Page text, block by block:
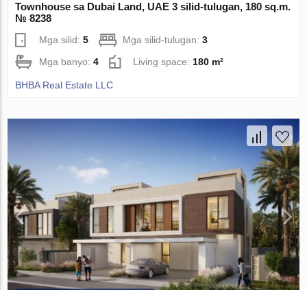
Townhouse sa Dubai Land, UAE 3 silid-tulugan, 180 sq.m.
№ 8238
Mga silid:5 Mga silid-tulugan:3
Mga banyo:4 Living space:180 m²
BHBA Real Estate LLC